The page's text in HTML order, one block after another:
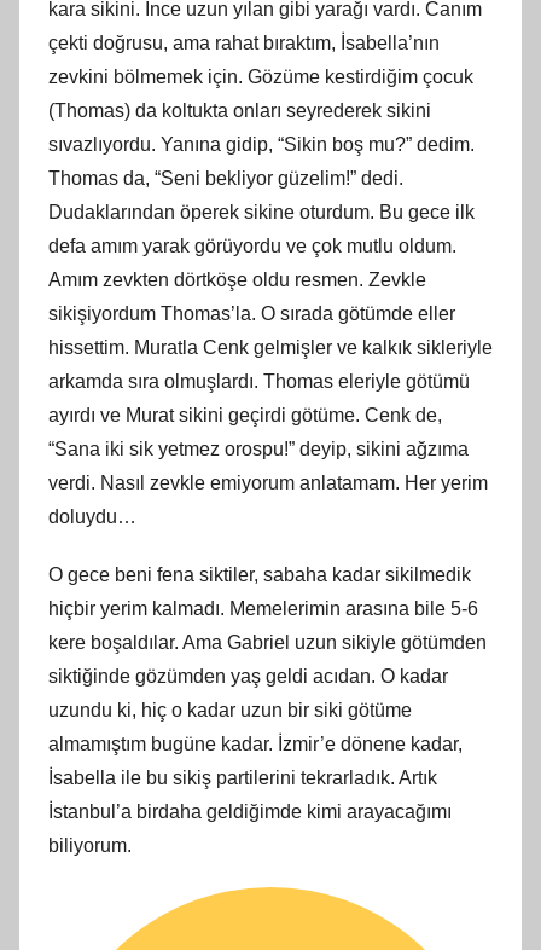
kara sikini. İnce uzun yılan gibi yarağı vardı. Canım
çekti doğrusu, ama rahat bıraktım, İsabella’nın
zevkini bölmemek için. Gözüme kestirdiğim çocuk
(Thomas) da koltukta onları seyrederek sikini
sıvazlıyordu. Yanına gidip, “Sikin boş mu?” dedim.
Thomas da, “Seni bekliyor güzelim!” dedi.
Dudaklarından öperek sikine oturdum. Bu gece ilk
defa amım yarak görüyordu ve çok mutlu oldum.
Amım zevkten dörtköşe oldu resmen. Zevkle
sikişiyordum Thomas’la. O sırada götümde eller
hissettim. Muratla Cenk gelmişler ve kalkık sikleriyle
arkamda sıra olmuşlardı. Thomas eleriyle götümü
ayırdı ve Murat sikini geçirdi götüme. Cenk de,
“Sana iki sik yetmez orospu!” deyip, sikini ağzıma
verdi. Nasıl zevkle emiyorum anlatamam. Her yerim
doluydu…
O gece beni fena siktiler, sabaha kadar sikilmedik
hiçbir yerim kalmadı. Memelerimin arasına bile 5-6
kere boşaldılar. Ama Gabriel uzun sikiyle götümden
siktiğinde gözümden yaş geldi acıdan. O kadar
uzundu ki, hiç o kadar uzun bir siki götüme
almamıştım bugüne kadar. İzmir’e dönene kadar,
İsabella ile bu sikiş partilerini tekrarladık. Artık
İstanbul’a birdaha geldiğimde kimi arayacağımı
biliyorum.